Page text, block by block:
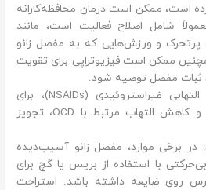
است، ممکن است درمان محافظه‌کارانه
شامل اصلاح فعالیت است، مانند
پرتحرک و ورزش‌هایی که به مفصل زانو
ممکن است فیزیوتراپی برای تقویت
ثبات مفصل توصیه شود.
داروهای ضد التهابی غیراستروئیدی (NSAIDs)، برای
کمک به کاهش درد و کاهش التهاب مرتبط با OCD، تجویز
: در برخی موارد، مفصل زانو آسیب‌دیده
با استفاده از بریس یا گچ برای
روی ضایعه داشته باشد. استراحت